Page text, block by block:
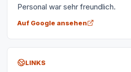
Personal war sehr freundlich.
Auf Google ansehen
LINKS